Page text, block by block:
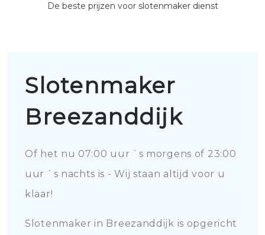
De beste prijzen voor slotenmaker dienst
Slotenmaker
Breezanddijk
Of het nu 07:00 uur `s morgens of 23:00
uur `s nachts is - Wij staan altijd voor u
klaar!
Slotenmaker in Breezanddijk is opgericht